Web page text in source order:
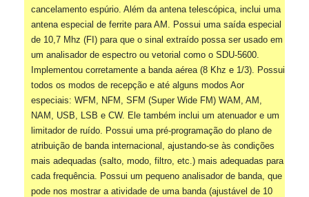
cancelamento espúrio. Além da antena telescópica, inclui uma
antena especial de ferrite para AM. Possui uma saída especial
de 10,7 Mhz (FI) para que o sinal extraído possa ser usado em
um analisador de espectro ou vetorial como o SDU-5600.
Implementou corretamente a banda aérea (8 Khz e 1/3). Possui
todos os modos de recepção e até alguns modos Aor
especiais: WFM, NFM, SFM (Super Wide FM) WAM, AM,
NAM, USB, LSB e CW. Ele também inclui um atenuador e um
limitador de ruído. Possui uma pré-programação do plano de
atribuição de banda internacional, ajustando-se às condições
mais adequadas (salto, modo, filtro, etc.) mais adequadas para
cada frequência. Possui um pequeno analisador de banda, que
pode nos mostrar a atividade de uma banda (ajustável de 10